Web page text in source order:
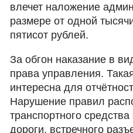
влечет наложение
размере от одной
пятисот рублей.
За обгон наказание в
права управления.
интересна для
Нарушение правил
транспортного
дороги, встречного